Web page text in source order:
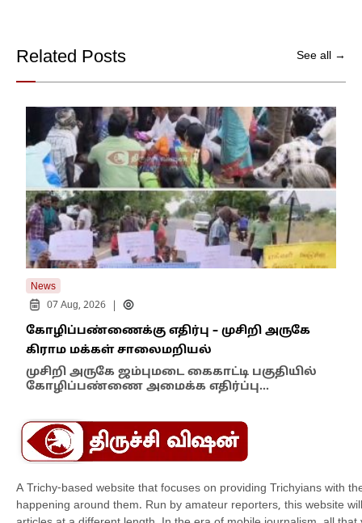
Related Posts See all →
News
07 Aug, 2026
கோழிப்பண்ணைக்கு எதிர்பு – முசிறி அருகே
கிராம மக்கள் சாலைமறியல்
முசிறி அருகே ஜம்புமடை கைகாட்டி பகுதியில்
கோழிப்பண்ணை அமைக்க எதிர்ப்பு…
A Trichy-based website that focuses on providing Trichyians with
happening around them. Run by amateur reporters, this website